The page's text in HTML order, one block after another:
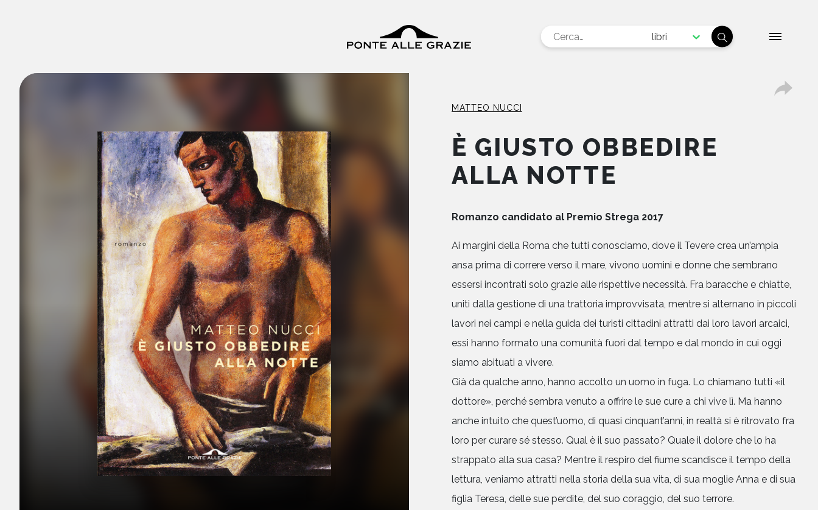
libri
MATTEO NUCCI
È GIUSTO OBBEDIRE
ALLA NOTTE
Romanzo candidato al Premio Strega 2017
Ai margini della Roma che tutti conosciamo, dove il Tevere crea un’ampia
ansa prima di correre verso il mare, vivono uomini e donne che sembrano
essersi incontrati solo grazie alle rispettive necessità. Fra baracche e chiatte,
uniti dalla gestione di una trattoria improvvisata, mentre si alternano in pic­coli
lavori nei campi e nella guida dei turisti cittadini attratti dai loro lavori ar­caici,
essi hanno formato una comunità fuori dal tempo e dal mondo in cui oggi
siamo abituati a vivere.
Già da qualche anno, hanno accolto un uomo in fuga. Lo chiamano tutti «il
dottore», perché sembra venuto a offrire le sue cure a chi vive lì. Ma hanno
anche intuito che quest’uomo, di quasi cinquant’anni, in realtà si è ritrovato fra
loro per curare sé stesso. Qual è il suo passato? Quale il dolore che lo ha
strappato alla sua casa? Mentre il respiro del fiume scandisce il tempo della
lettura, veniamo attratti nella storia della sua vita, di sua moglie Anna e di sua
figlia Teresa, delle sue perdite, del suo coraggio, del suo terrore.